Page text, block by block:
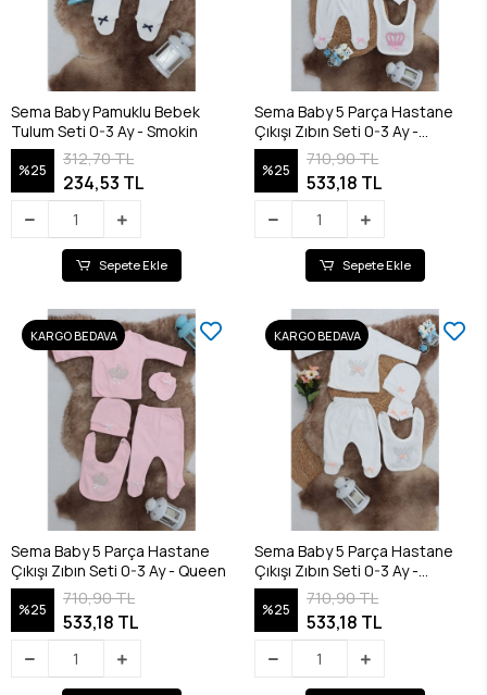
Sema Baby Pamuklu Bebek
Tulum Seti 0-3 Ay - Smokin
%25
312,70 TL
234,53 TL
Sepete Ekle
Sema Baby 5 Parça Hastane
Çıkışı Zıbın Seti 0-3 Ay -
Princess
%25
710,90 TL
533,18 TL
Sepete Ekle
KARGO BEDAVA
Sema Baby 5 Parça Hastane
Çıkışı Zıbın Seti 0-3 Ay - Queen
%25
710,90 TL
533,18 TL
KARGO BEDAVA
Sema Baby 5 Parça Hastane
Çıkışı Zıbın Seti 0-3 Ay -
Butterfly
%25
710,90 TL
533,18 TL